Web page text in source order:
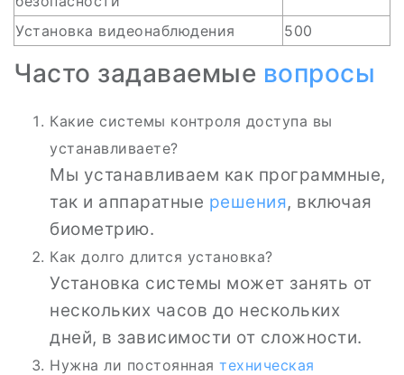
Установка видеонаблюдения
500
Часто задаваемые вопросы
Какие системы контроля доступа вы
устанавливаете?
Мы устанавливаем как программные,
так и аппаратные решения, включая
биометрию.
Как долго длится установка?
Установка системы может занять от
нескольких часов до нескольких
дней, в зависимости от сложности.
Нужна ли постоянная техническая